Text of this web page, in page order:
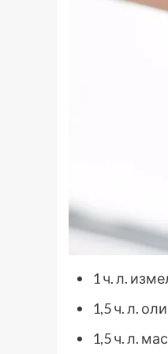
1 ч. л.
1,5 ч. л.
1,5 ч. л.